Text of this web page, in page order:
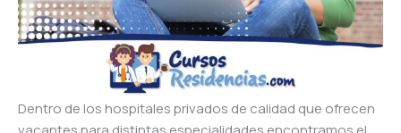
Dentro de los hospitales privados de calidad que ofrecen